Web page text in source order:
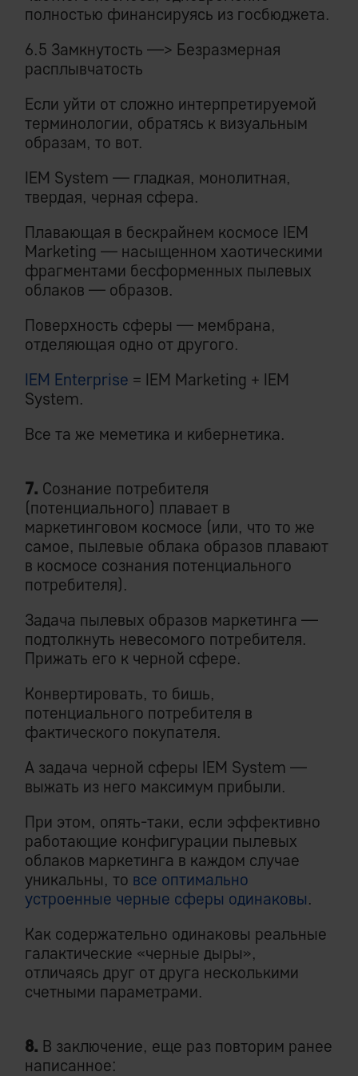
полностью финансируясь из госбюджета.
6.5 Замкнутость —> Безразмерная
расплывчатость
Если уйти от сложно интерпретируемой
терминологии, обратясь к визуальным
образам, то вот.
IEM System — гладкая, монолитная,
твердая, черная сфера.
Плавающая в бескрайнем космосе IEM
Marketing — насыщенном хаотическими
фрагментами бесформенных пылевых
облаков — образов.
Поверхность сферы — мембрана,
отделяющая одно от другого.
IEM Enterprise = IEM Marketing + IEM
System.
Все та же меметика и кибернетика.
7. Сознание потребителя
(потенциального) плавает в
маркетинговом космосе (или, что то же
самое, пылевые облака образов плавают
в космосе сознания потенциального
потребителя).
Задача пылевых образов маркетинга —
подтолкнуть невесомого потребителя.
Прижать его к черной сфере.
Конвертировать, то бишь,
потенциального потребителя в
фактического покупателя.
А задача черной сферы IEM System —
выжать из него максимум прибыли.
При этом, опять-таки, если эффективно
работающие конфигурации пылевых
облаков маркетинга в каждом случае
уникальны, то все оптимально
устроенные черные сферы одинаковы.
Как содержательно одинаковы реальные
галактические «черные дыры»,
отличаясь друг от друга несколькими
счетными параметрами.
8. В заключение, еще раз повторим ранее
написанное: